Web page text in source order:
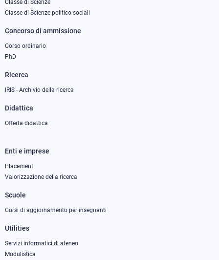
1
Classe di Scienze
Classe di Scienze politico-sociali
Concorso di ammissione
Corso ordinario
PhD
Ricerca
IRIS - Archivio della ricerca
Didattica
Offerta didattica
Footer
column
Enti e imprese
Placement
Valorizzazione della ricerca
Scuole
Corsi di aggiornamento per insegnanti
Utilities
Servizi informatici di ateneo
Modulistica